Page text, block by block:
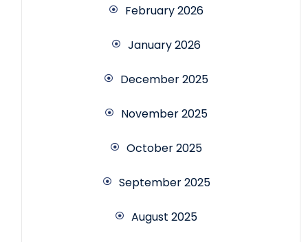
February 2026
January 2026
December 2025
November 2025
October 2025
September 2025
August 2025